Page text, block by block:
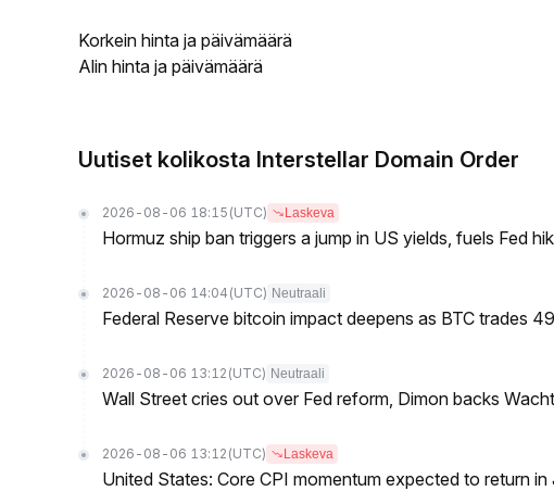
Korkein hinta ja päivämäärä
Alin hinta ja päivämäärä
Uutiset kolikosta Interstellar Domain Order
2026-08-06 18:15 (UTC) Laskeva
Hormuz ship ban triggers a jump in US yields, fuels Fed
2026-08-06 14:04 (UTC) Neutraali
Federal Reserve bitcoin impact deepens as BTC trades
2026-08-06 13:12 (UTC) Neutraali
Wall Street cries out over Fed reform, Dimon backs
2026-08-06 13:12 (UTC) Laskeva
United States: Core CPI momentum expected to return in